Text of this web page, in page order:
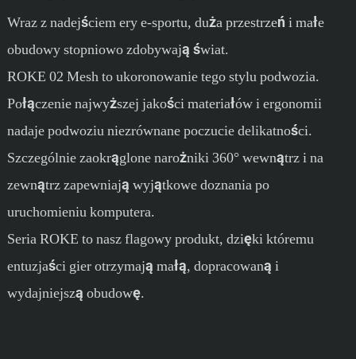
Wraz z nadejściem ery e-sportu, duża przestrzeń i małe
obudowy stopniowo zdobywają świat.
ROKE 02 Mesh to ukoronowanie tego stylu podwozia.
Połączenie najwyższej jakości materiałów i ergonomii
nadaje podwoziu niezrównane poczucie delikatności.
Szczególnie zaokrąglone narożniki 360° wewnątrz i na
zewnątrz zapewniają wyjątkowe doznania po
uruchomieniu komputera.
Seria ROKE to nasz flagowy produkt, dzięki któremu
entuzjaści gier otrzymają małą, dopracowaną i
wydajniejszą obudowę.